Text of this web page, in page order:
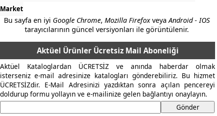
Market
Bu sayfa en iyi Google Chrome,Mozilla Firefox veyaAndroid - IOS
tarayıcılarının güncel versiyonları ile görüntülenir.
Aktüel Ürünler Ücretsiz Mail Aboneliği
Aktüel Kataloglardan ÜCRETSİZ ve anında haberdar olmak
isterseniz e-mail adresinize katalogları gönderebiliriz. Bu hizmet
ÜCRETSİZdir. E-Mail Adresinizi yazdıktan sonra açılan pencereyi
doldurup formu yollayın ve e-mailinize gelen bağlantıyı onaylayın.